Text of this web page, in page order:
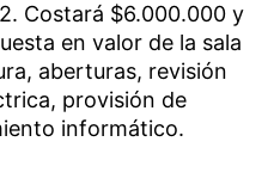
Costará $6.000.000 y
en valor de la sala
aberturas, revisión
provisión de
informático.